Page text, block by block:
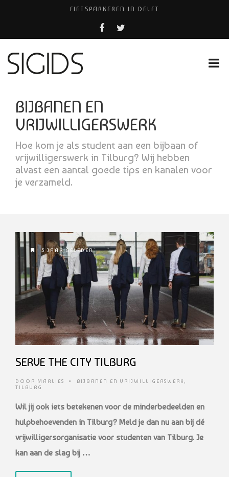
FIETSPARKEREN IN DELFT
PIZZERIA POMPEÏ ￼
COCKTAILS ON THE SPOT!
BIJBANEN EN
VRIJWILLIGERSWERK
Hoe kom je als student aan een bijbaan of
vrijwilligerswerk in Tilburg? Wij hebben
alvast een aantal goede tips en kanalen voor
je verzameld.
5 JAAR GELEDEN
SERVE THE CITY TILBURG
DOOR MARLIES • BIJBANEN EN VRIJWILLIGERSWERK,
TILBURG
Wil jij ook iets betekenen voor de minderbedeelden en
hulpbehoevenden in Tilburg? Meld je dan nu aan bij dé
vrijwilligersorganisatie voor studenten van Tilburg. Je
kan aan de slag bij …